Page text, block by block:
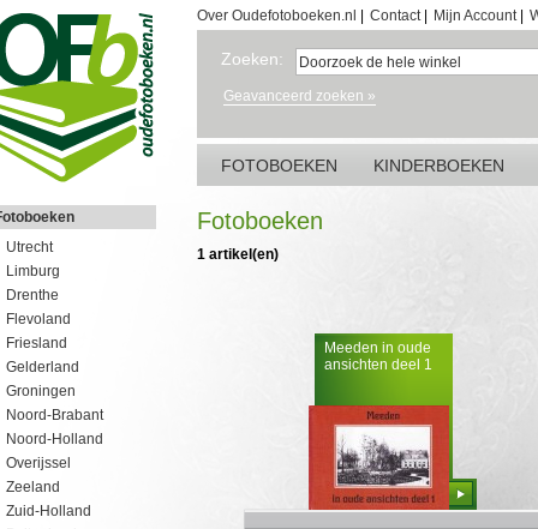
Over Oudefotoboeken.nl Contact| Mijn Account|
Zoeken:
Geavanceerd zoeken »
FOTOBOEKEN KINDERBOEKEN
Utrecht
Limburg
Drenthe
Flevoland
Friesland
Gelderland
Groningen
Noord-Brabant
Noord-Holland
Overijssel
Zeeland
Zuid-Holland
Fotoboeken
1 artikel(en)
Meeden in oude
ansichten deel 1
Bestellen